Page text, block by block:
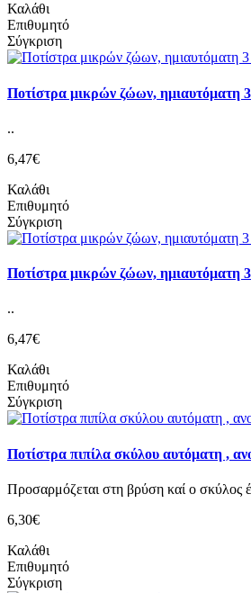
Καλάθι
Επιθυμητό
Σύγκριση
Ποτίστρα μικρών ζώων, ημιαυτόματη
..
6,47€
Καλάθι
Επιθυμητό
Σύγκριση
Ποτίστρα μικρών ζώων, ημιαυτόματη
..
6,47€
Καλάθι
Επιθυμητό
Σύγκριση
Ποτίστρα πιπίλα σκύλου αυτόματη ,
Προσαρμόζεται στη βρύση καί ο σκύλος
6,30€
Καλάθι
Επιθυμητό
Σύγκριση